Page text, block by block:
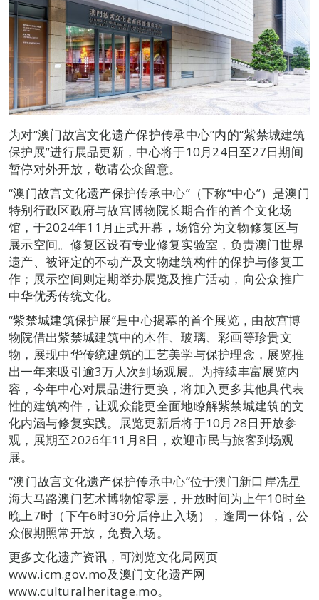
为对“澳门故宫文化遗产保护传承中心”内的“紫禁城建筑
保护展”进行展品更新，中心将于10月24日至27日期间
暂停对外开放，敬请公众留意。
“澳门故宫文化遗产保护传承中心”（下称“中心”）是澳门
特别行政区政府与故宫博物院长期合作的首个文化场
馆，于2024年11月正式开幕，场馆分为文物修复区与
展示空间。修复区设有专业修复实验室，负责澳门世界
遗产、被评定的不动产及文物建筑构件的保护与修复工
作；展示空间则定期举办展览及推广活动，向公众推广
中华优秀传统文化。
“紫禁城建筑保护展”是中心揭幕的首个展览，由故宫博
物院借出紫禁城建筑中的木作、玻璃、彩画等珍贵文
物，展现中华传统建筑的工艺美学与保护理念，展览推
出一年来吸引逾3万人次到场观展。为持续丰富展览内
容，今年中心对展品进行更换，将加入更多其他具代表
性的建筑构件，让观众能更全面地瞭解紫禁城建筑的文
化内涵与修复实践。展览更新后将于10月28日开放参
观，展期至2026年11月8日，欢迎市民与旅客到场观
展。
“澳门故宫文化遗产保护传承中心”位于澳门新口岸冼星
海大马路澳门艺术博物馆零层，开放时间为上午10时至
晚上7时（下午6时30分后停止入场），逢周一休馆，公
众假期照常开放，免费入场。
更多文化遗产资讯，可浏览文化局网页
www.icm.gov.mo及澳门文化遗产网
www.culturalheritage.mo。